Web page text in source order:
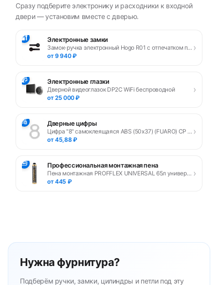
Сразу подберите электронику и расходники к входной
двери — установим вместе с дверью.
🔐 Электронные замки
Замок-ручка электронный Hogo R01 с отпечатком пальца, черный
от 9 940 ₽
›
📹 Электронные глазки
Дверной видеоглазок DP2C WiFi беспроводной
от 25 000 ₽
›
🔢 Дверные цифры
Цифра "8" самоклеящаяся ABS (50х37) (FUARO) CP хром
от 45,88 ₽
›
🧰 Профессиональная монтажная пена
Пена монтажная PROFFLEX UNIVERSAL 65л универсальная
от 445 ₽
›
Нужна фурнитура?
Подберём ручки, замки, цилиндры и петли под эту